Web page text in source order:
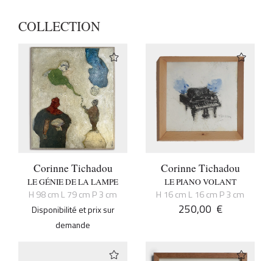
COLLECTION
Corinne Tichadou
LE GÉNIE DE LA LAMPE
H 98 cm L 79 cm P 3 cm
Disponibilité et prix sur
demande
Corinne Tichadou
LE PIANO VOLANT
H 16 cm L 16 cm P 3 cm
250,00 €